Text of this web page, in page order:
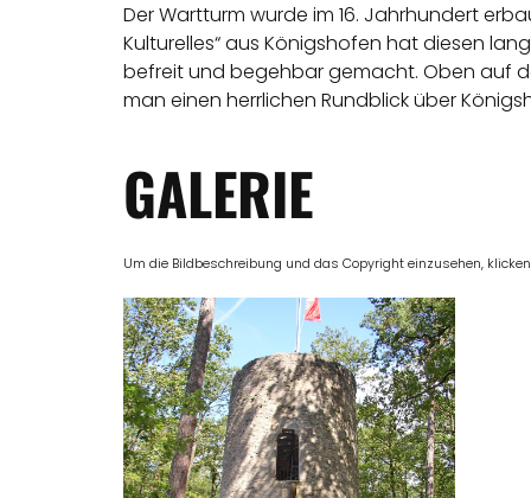
Der Wartturm wurde im 16. Jahrhundert
Kulturelles“ aus Königshofen hat diesen
befreit und begehbar gemacht. Oben auf
man einen herrlichen Rundblick über
GALERIE
Um die Bildbeschreibung und das Copyright einzusehen,